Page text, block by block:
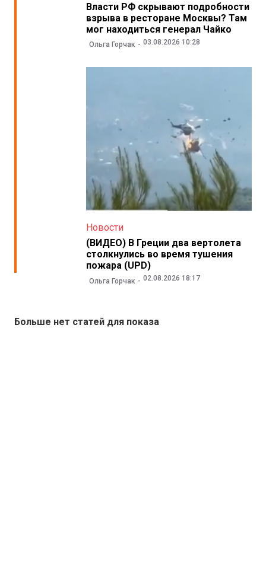
Власти РФ скрывают подробности
взрыва в ресторане Москвы? Там
мог находиться генерал Чайко
Ольга Горчак 03.08.2026 10:28
Новости
(ВИДЕО) В Греции два вертолета
столкнулись во время тушения
пожара (UPD)
Ольга Горчак 02.08.2026 18:17
Больше нет статей для показа